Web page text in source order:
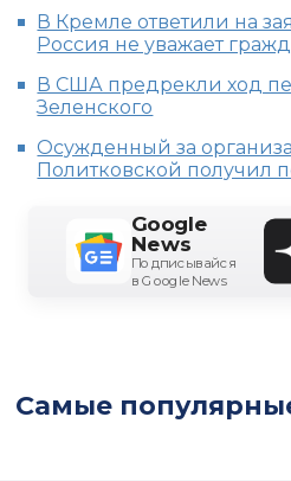
В Кремле ответили на
Россия не уважает
В США предрекли ход
Зеленского
Осужденный за
Политковской получил
Google
News
Подписывайся
в Google News
Самые